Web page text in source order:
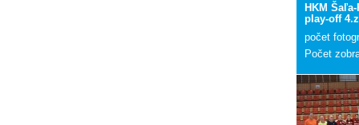
HKM
play-off
počet
Počet